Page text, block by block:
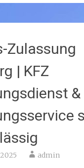
Zulassung
| KFZ
&
admin